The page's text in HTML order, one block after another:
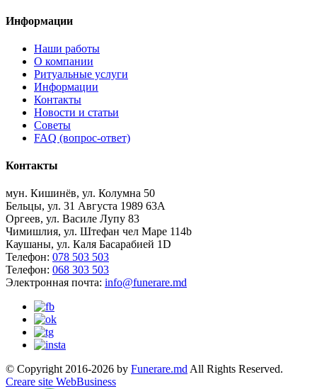
Информации
Наши работы
О компании
Ритуальные услуги
Информации
Контакты
Новости и статьи
Советы
FAQ (вопрос-ответ)
Контакты
мун. Кишинёв, ул. Колумна 50
Бельцы, ул. 31 Августа 1989 63А
Оргеев, ул. Василе Лупу 83
Чимишлия, ул. Штефан чел Маре 114b
Каушаны, ул. Каля Басарабией 1D
Телефон: 078 503 503
Телефон: 068 303 503
Электронная почта: info@funerare.md
© Copyright 2016-2026 by Funerare.mdAll Rights Reserved.
Creare site WebBusiness